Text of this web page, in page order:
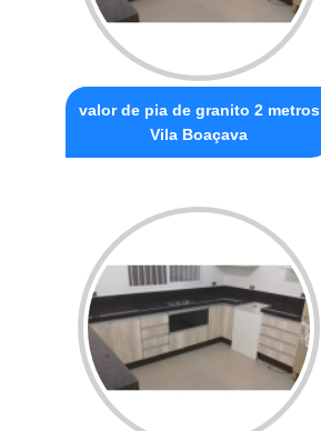
valor de pia de granito 2 metros
Vila Boaçava